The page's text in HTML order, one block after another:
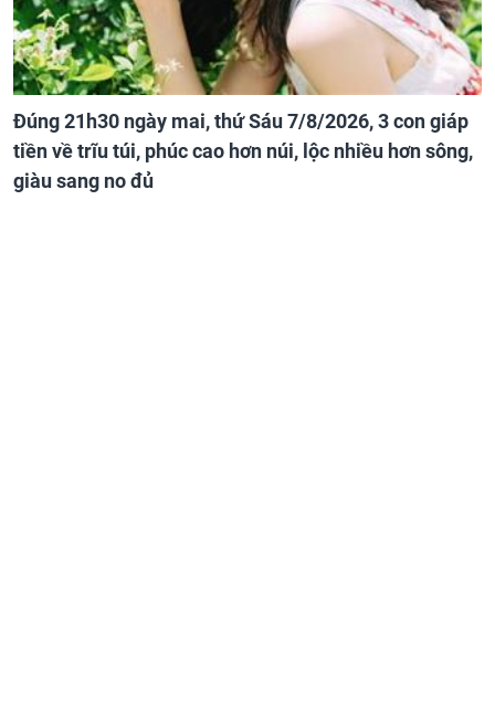
Đúng 21h30 ngày mai, thứ Sáu 7/8/2026, 3 con giáp
tiền về trĩu túi, phúc cao hơn núi, lộc nhiều hơn sông,
giàu sang no đủ